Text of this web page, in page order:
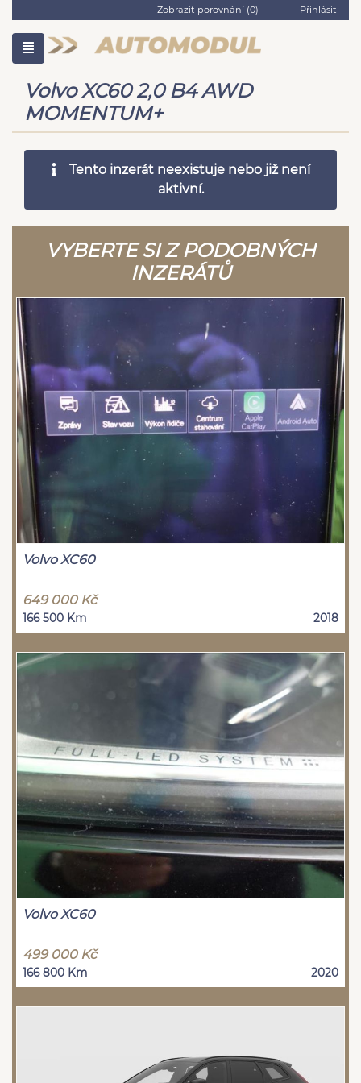
Zobrazit porovnání (0) Přihlásit
Volvo XC60 2,0 B4 AWD
MOMENTUM+
Tento inzerát neexistuje nebo již není
aktivní.
VYBERTE SI Z PODOBNÝCH
INZERÁTŮ
Volvo XC60
649 000 Kč
166 500 Km 2018
Volvo XC60
499 000 Kč
166 800 Km 2020